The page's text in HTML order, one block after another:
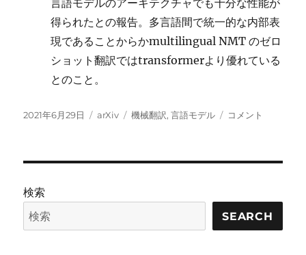
言語モデルのアーキテクチャでも十分な性能が
得られたとの報告。多言語間で統一的な内部表
現であることからかmultilingual NMT のゼロ
ショット翻訳ではtransformerより優れている
とのこと。
投
2021年6月29日
カ
arXiv
タ
機械翻訳,言語モデル
訳
の
た
コメント
検索
SEARCH